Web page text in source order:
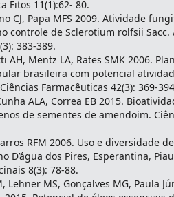
Fitos 11(1):62- 80.
CJ, Papa MFS 2009. Atividade
controle de Sclerotium rolfsii Sacc.
383-389.
AH, Mentz LA, Rates SMK 2006.
brasileira com potencial
Farmacêuticas 42(3): 369-
ALA, Correa EB 2015.
de sementes de amendoim.
RFM 2006. Uso e diversidade
D’água dos Pires, Esperantina,
8(3): 78-88.
Lehner MS, Gonçalves MG, Paula